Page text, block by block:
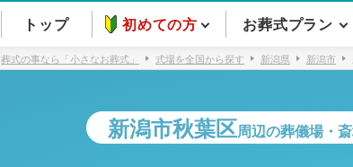
トップ 初めての方 お葬式プラン
葬式の事なら「小さなお葬式」 式場を全国から探す 新潟県 新潟市
新潟市秋葉区周辺の葬儀場・